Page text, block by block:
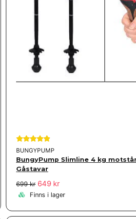
BUNGYPUMP
BungyPump Slimline 4 kg
Gåstavar
699 kr 649 kr
Finns i lager